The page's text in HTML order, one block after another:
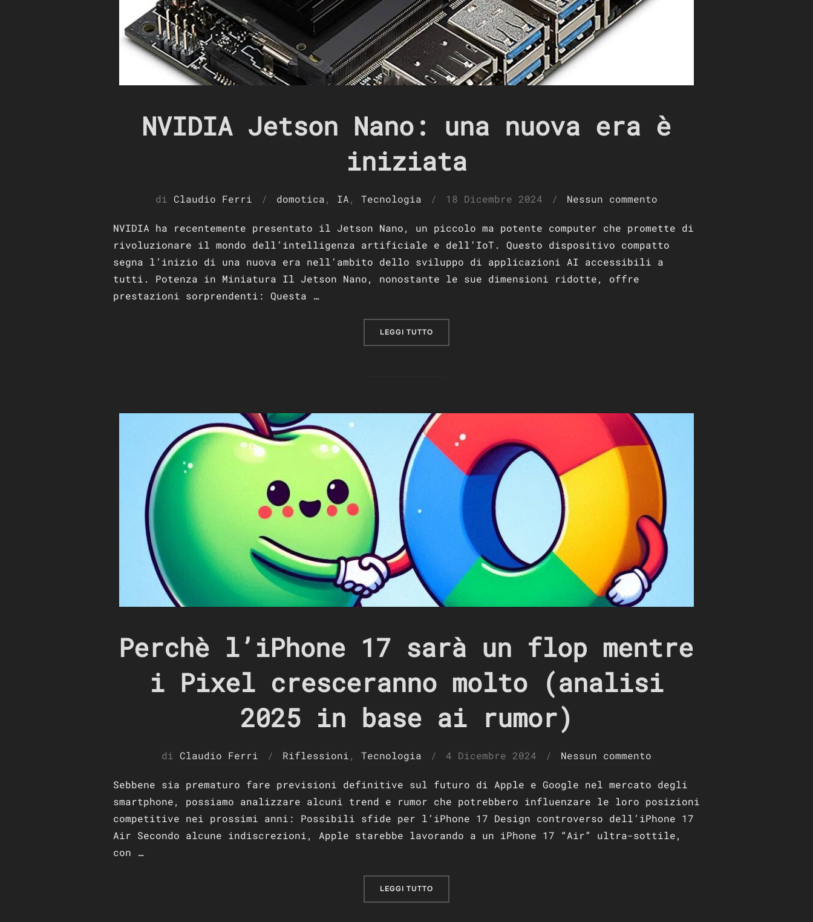
NVIDIA Jetson Nano: una nuova era è
iniziata
di Claudio Ferri domotica, IA, Tecnologia
Pubblicato
18 Dicembre 2024 Nessun commento
NVIDIA ha recentemente presentato il Jetson Nano, un piccolo ma potente computer che promette di
rivoluzionare il mondo dell’intelligenza artificiale e dell’IoT. Questo dispositivo compatto
segna l’inizio di una nuova era nell’ambito dello sviluppo di applicazioni AI accessibili a
tutti. Potenza in Miniatura Il Jetson Nano, nonostante le sue dimensioni ridotte, offre
prestazioni sorprendenti: Questa …
LEGGI TUTTO
Perchè l’iPhone 17 sarà un flop mentre
i Pixel cresceranno molto (analisi
2025 in base ai rumor)
di Claudio Ferri Riflessioni, Tecnologia
Pubblicato
4 Dicembre 2024 Nessun commento
Sebbene sia prematuro fare previsioni definitive sul futuro di Apple e Google nel mercato degli
smartphone, possiamo analizzare alcuni trend e rumor che potrebbero influenzare le loro posizioni
competitive nei prossimi anni: Possibili sfide per l’iPhone 17 Design controverso dell’iPhone 17
Air Secondo alcune indiscrezioni, Apple starebbe lavorando a un iPhone 17 “Air” ultra-sottile,
con …
LEGGI TUTTO